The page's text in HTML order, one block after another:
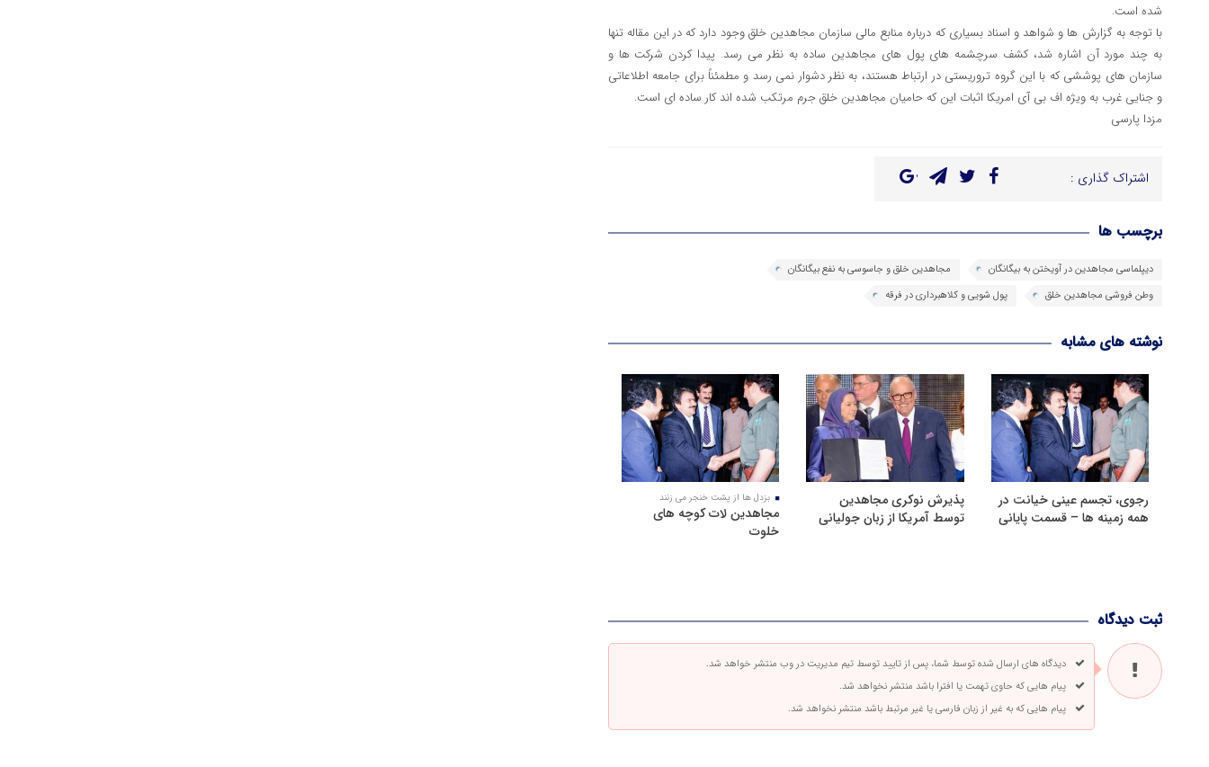
شده است.
با توجه به گزارش ها و شواهد و اسناد بسیاری که درباره منابع مالی سازمان مجاهدین خلق وجود دارد که در این مقاله تنها
به چند مورد آن اشاره شد، کشف سرچشمه های پول های مجاهدین ساده به نظر می رسد. پیدا کردن شرکت ها و
سازمان های پوششی که با این گروه تروریستی در ارتباط هستند، به نظر دشوار نمی رسد و مطمئناً برای جامعه اطلاعاتی
و جنایی غرب به ویژه اف بی آی امریکا اثبات این که حامیان مجاهدین خلق جرم مرتکب شده اند کار ساده ای است.
مزدا پارسی
اشتراک گذاری :
برچسب ها
دیپلماسی مجاهدین در آویختن به بیگانگان
مجاهدین خلق و جاسوسی به نفع بیگانگان
وطن فروشی مجاهدین خلق
پول شویی و کلاهبرداری در فرقه
نوشته های مشابه
رجوی، تجسم عینی خیانت در
همه زمینه ها – قسمت پایانی
پذیرش نوکری مجاهدین
توسط آمریکا از زبان جولیانی
بزدل ها از پشت خنجر می زنند
مجاهدین لات کوچه های
خلوت
ثبت دیدگاه
دیدگاه های ارسال شده توسط شما، پس از تایید توسط تیم مدیریت در وب منتشر خواهد شد.
پیام هایی که حاوی تهمت یا افترا باشد منتشر نخواهد شد.
پیام هایی که به غیر از زبان فارسی یا غیر مرتبط باشد منتشر نخواهد شد.